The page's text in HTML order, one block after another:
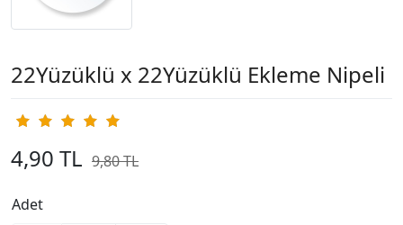
22Yüzüklü x 22Yüzüklü Ekleme Nipeli
4,90 TL 9,80 TL
Adet